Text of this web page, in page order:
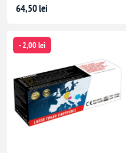
64,50 lei
- 2,00 lei